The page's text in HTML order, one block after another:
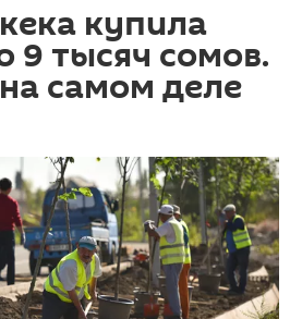
купила
9 тысяч сомов.
самом деле